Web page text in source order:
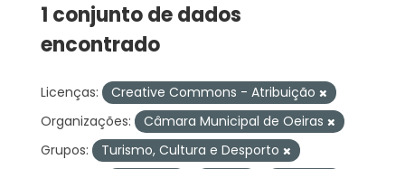
1 conjunto de dados
encontrado
Licenças:
Creative Commons - Atribuição
Organizações:
Câmara Municipal de Oeiras
Grupos:
Turismo, Cultura e Desporto